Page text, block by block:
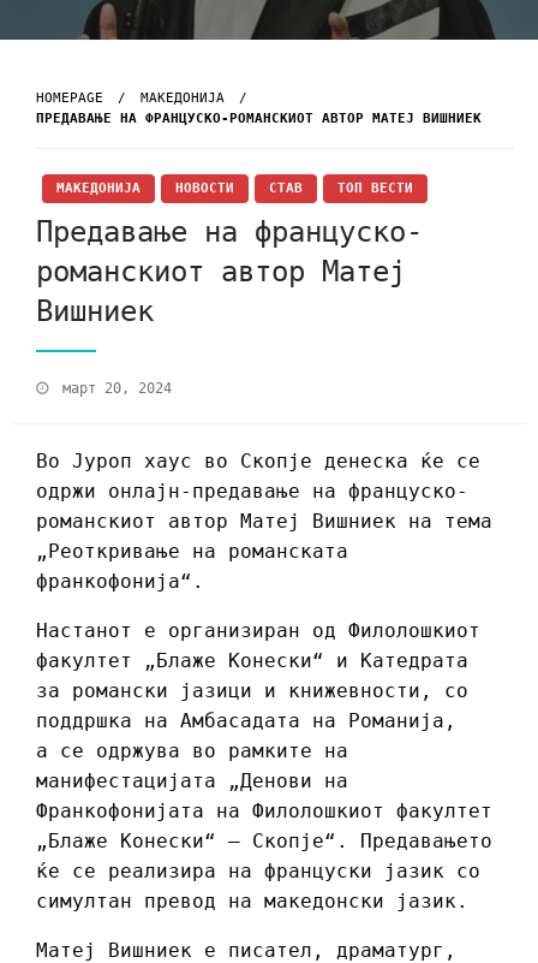
HOMEPAGE
МАКЕДОНИЈА
ПРЕДАВАЊЕ НА ФРАНЦУСКО-РОМАНСКИОТ АВТОР МАТЕЈ ВИШНИЕК
МАКЕДОНИЈА НОВОСТИ СТАВ ТОП ВЕСТИ
Предавање на француско-
романскиот автор Матеј
Вишниек
март 20, 2024
Во Јуроп хаус во Скопје денеска ќе се
одржи онлајн-предавање на француско-
романскиот автор Матеј Вишниек на тема
„Реоткривање на романската
франкофонија“.
Настанот е организиран од Филолошкиот
факултет „Блаже Конески“ и Катедрата
за романски јазици и книжевности, со
поддршка на Амбасадата на Романија,
а се одржува во рамките на
манифестацијата „Денови на
Франкофонијата на Филолошкиот факултет
„Блаже Конески“ – Скопје“. Предавањето
ќе се реализира на француски јазик со
симултан превод на македонски јазик.
Матеј Вишниек е писател, драматург,